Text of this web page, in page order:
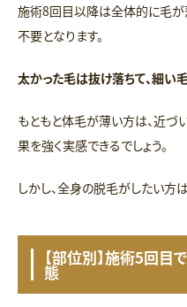
施術8回目以降は全体的に毛が
不要となります。
太かった毛は抜け落ちて、細い
もともと体毛が薄い方は、近づ
果を強く実感できるでしょう。
しかし、全身の脱毛がしたい方
【部位別】施術5回目
態